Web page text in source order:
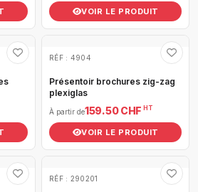
VOIR LE PRODUIT
RÉF : 4904
Présentoir brochures zig-zag
plexiglas
À partir de159.50 CHF HT
VOIR LE PRODUIT
RÉF : 290201